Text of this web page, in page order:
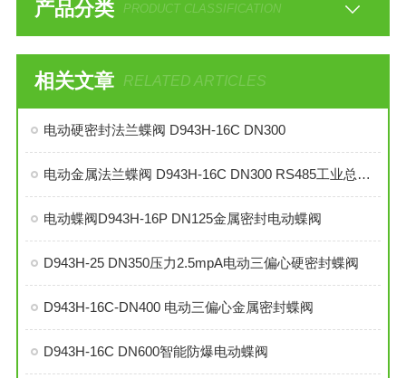
产品分类 PRODUCT CLASSIFICATION
相关文章 RELATED ARTICLES
电动硬密封法兰蝶阀 D943H-16C DN300
电动金属法兰蝶阀 D943H-16C DN300 RS485工业总线型
电动蝶阀D943H-16P DN125金属密封电动蝶阀
D943H-25 DN350压力2.5mpA电动三偏心硬密封蝶阀
D943H-16C-DN400 电动三偏心金属密封蝶阀
D943H-16C DN600智能防爆电动蝶阀